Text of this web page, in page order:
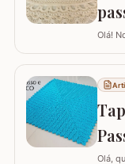
Olá!
AQUI.
vários
Olá,